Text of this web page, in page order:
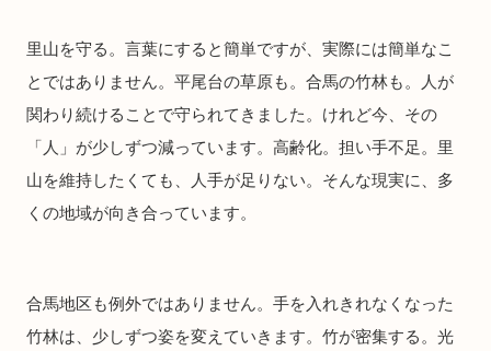
里山を守る。言葉にすると簡単ですが、実際には簡単なこ
とではありません。平尾台の草原も。合馬の竹林も。人が
関わり続けることで守られてきました。けれど今、その
「人」が少しずつ減っています。高齢化。担い手不足。里
山を維持したくても、人手が足りない。そんな現実に、多
くの地域が向き合っています。
合馬地区も例外ではありません。手を入れきれなくなった
竹林は、少しずつ姿を変えていきます。竹が密集する。光